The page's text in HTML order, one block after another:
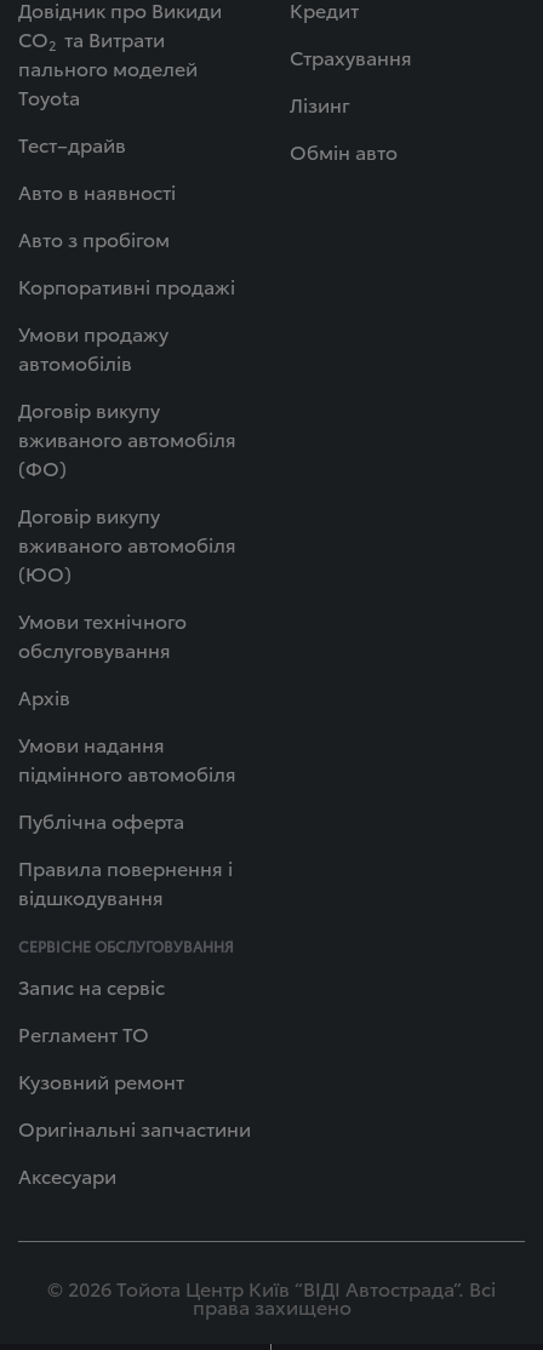
Довідник про Викиди
СО2 та Витрати
пального моделей
Toyota
Тест–драйв
Авто в наявності
Авто з пробігом
Корпоративні продажі
Умови продажу
автомобілів
Договір викупу
вживаного автомобіля
(ФО)
Договір викупу
вживаного автомобіля
(ЮО)
Умови технічного
обслуговування
Архів
Умови надання
підмінного автомобіля
Публічна оферта
Правила повернення і
відшкодування
Кредит
Страхування
Лізинг
Обмін авто
СЕРВІСНЕ ОБСЛУГОВУВАННЯ
Запис на сервіс
Регламент ТО
Кузовний ремонт
Оригінальні запчастини
Аксесуари
© 2026 Тойота Центр Київ “ВІДІ Автострада”. Всі
права захищено